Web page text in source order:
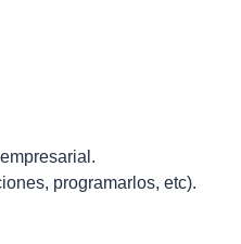
programarlos, etc).